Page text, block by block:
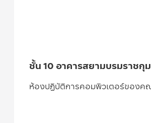
ชั้น 10 อาคารสยามบรมราชกุ
ห้องปฏิบัติการคอมพิวเตอร์ของค